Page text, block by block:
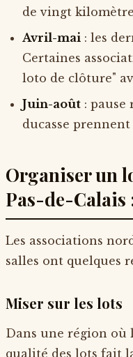
de vingt
Avril-mai : les
Certaines
loto de clôture"
Juin-août : pause
ducasse
Organiser un
Pas-de-Calais
Les associations
salles ont quelques
Miser sur les lots
Dans une région où
qualité des lots fait